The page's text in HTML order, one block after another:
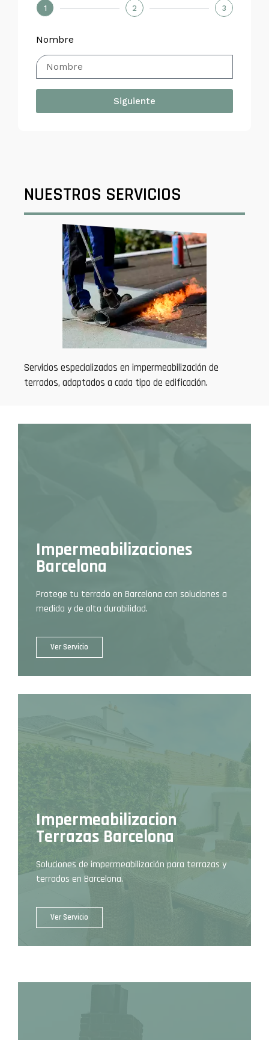
1 2 3
Nombre
Siguiente
NUESTROS SERVICIOS
Servicios especializados en impermeabilización de
terrados, adaptados a cada tipo de edificación.
Impermeabilizaciones
Barcelona
Protege tu terrado en Barcelona con soluciones a
medida y de alta durabilidad.
Ver Servicio
Impermeabilizacion
Terrazas Barcelona
Soluciones de impermeabilización para terrazas y
terrados en Barcelona.
Ver Servicio